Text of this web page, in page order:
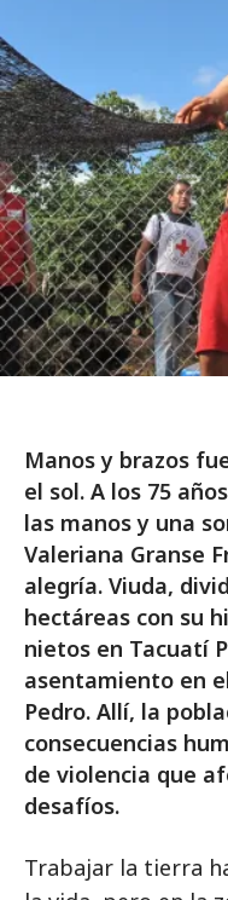
Manos y brazos
el sol. A los 75
las manos y una
Valeriana Granse
alegría. Viuda,
hectáreas con su
nietos en Tacuatí
asentamiento en
Pedro. Allí, la
consecuencias
de violencia que
desafíos.
Trabajar la tierra